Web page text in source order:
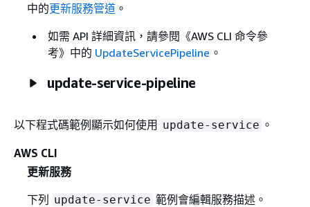
中的更新服務管道。
如需 API 詳細資訊，請參閱《AWS CLI 命令參
考》 中的 UpdateServicePipeline 。
update-service-pipeline
以下程式碼範例顯示如何使用 update-service 。
AWS CLI
更新服務
下列 update-service 範例會編輯服務描述。